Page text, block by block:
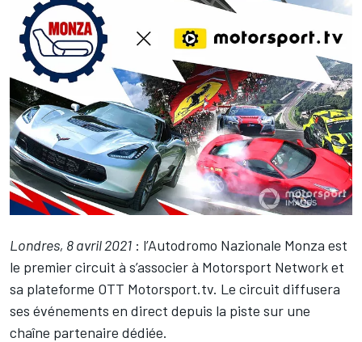
Londres, 8 avril 2021 : l’Autodromo Nazionale Monza est
le premier circuit à s’associer à Motorsport Network et
sa plateforme OTT Motorsport.tv. Le circuit diffusera
ses événements en direct depuis la piste sur une
chaîne partenaire dédiée.